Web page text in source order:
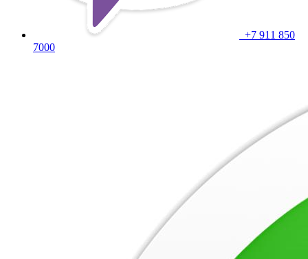
+7 911 850
7000